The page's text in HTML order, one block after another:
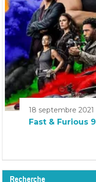
18 septembre 2021
Fast & Furious 9
Recherche